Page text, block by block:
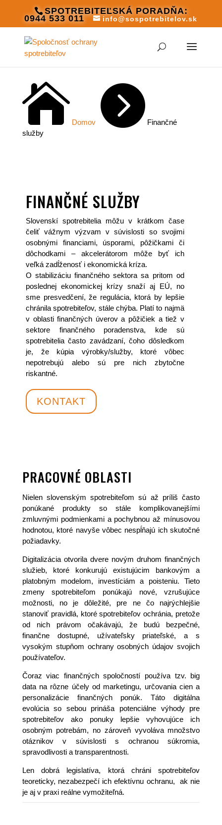
SPOTREBITEĽSKÁ PORADŇA:
0944 533 011 info@sospotrebitelov.sk
 Domov  Finančné
služby
FINANČNÉ SLUŽBY
Slovenskí spotrebitelia môžu v krátkom čase
čeliť vážnym výzvam v súvislosti so svojimi
osobnými financiami, úsporami, pôžičkami či
dôchodkami – akcelerátorom môže byť ich
veľká zadĺženosť i ekonomická kríza.
O stabilizáciu finančného sektora sa pritom od
poslednej ekonomickej krízy snaží aj EÚ, no
sme presvedčení, že regulácia, ktorá by lepšie
chránila spotrebiteľov, stále chýba. Platí to najmä
v oblasti finančných úverov a pôžičiek a tiež v
sektore finančného poradenstva, kde sú
spotrebitelia často zavádzaní, čoho dôsledkom
je, že kúpia výrobky/služby, ktoré vôbec
nepotrebujú alebo sú pre nich zbytočne
riskantné.
KONTAKT
PRACOVNÉ OBLASTI
Nielen slovenským spotrebiteľom sú až príliš často
ponúkané produkty so stále komplikovanejšími
zmluvnými podmienkami a pochybnou až mínusovou
hodnotou, ktoré navyše vôbec nespĺňajú ich skutočné
požiadavky.
Digitalizácia otvorila dvere novým druhom finančných
služieb, ktoré konkurujú existujúcim bankovým a
platobným modelom, investíciám a poisteniu. Tieto
zmeny spotrebiteľom ponúkajú nové, vzrušujúce
možnosti, no je dôležité, pre ne čo najrýchlejšie
stanoviť pravidlá, ktoré spotrebiteľov ochránia, pretože
od nich právom očakávajú, že budú bezpečné,
finančne dostupné, užívateľsky priateľské, a s
vysokým stupňom ochrany osobných údajov svojich
používateľov.
Čoraz viac finančných spoločností používa tzv. big
data na rôzne účely od marketingu, určovania cien a
personalizácie finančných ponúk. Táto digitálna
evolúcia so sebou prináša potenciálne výhody pre
spotrebiteľov ako ponuky lepšie vyhovujúce ich
osobným potrebám, no zároveň vyvoláva množstvo
otáznikov v súvislosti s ochranou súkromia,
spravodlivosti a transparentnosti.
Len dobrá legislatíva, ktorá chráni spotrebiteľov
teoreticky, nezabezpečí ich efektívnu ochranu, ak nie
je aj v praxi reálne vymožiteľná.